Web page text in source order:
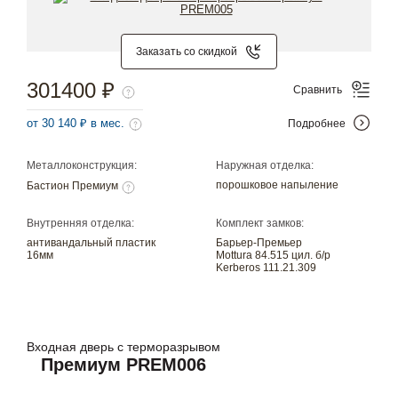
Заказать со скидкой
Металлоконструкция:
Бастион Премиум
Наружная отделка:
порошковое напыление
Внутренняя отделка:
антивандальный пластик
16мм
Комплект замков:
Барьер-Премьер
Mottura 84.515 цил. б/р
Kerberos 111.21.309
301400 ₽
от 30 140 ₽ в мес.
Сравнить
Подробнее
Входная дверь с терморазрывом
Премиум PREM006